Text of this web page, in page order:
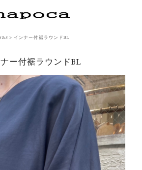
> インナー付裾ラウンドBL
ー付裾ラウンドBL